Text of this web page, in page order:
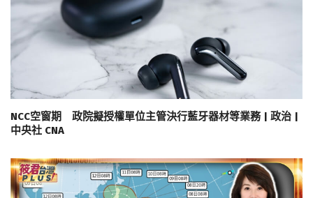
NCC空窗期 政院擬授權單位主管決行藍牙器材等業務 | 政治 |
中央社 CNA